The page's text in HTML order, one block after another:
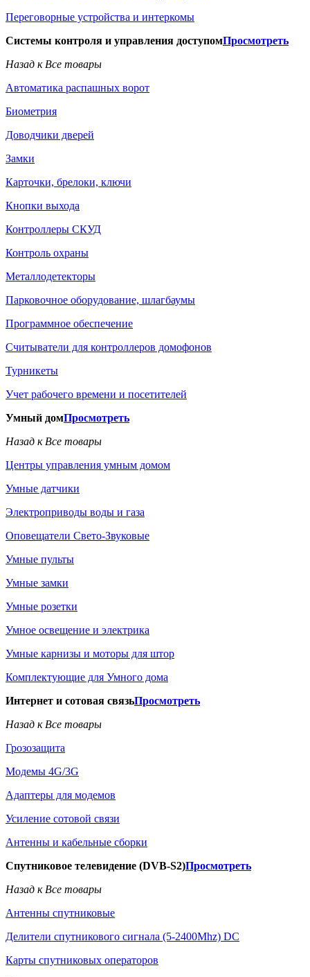
Переговорные устройства и интеркомы
Системы контроля и управления доступомПросмотреть
Назад к Все товары
Автоматика распашных ворот
Биометрия
Доводчики дверей
Замки
Карточки, брелоки, ключи
Кнопки выхода
Контроллеры СКУД
Контроль охраны
Металлодетекторы
Парковочное оборудование, шлагбаумы
Программное обеспечение
Считыватели для контроллеров домофонов
Турникеты
Учет рабочего времени и посетителей
Умный домПросмотреть
Назад к Все товары
Центры управления умным домом
Умные датчики
Электроприводы воды и газа
Оповещатели Свето-Звуковые
Умные пульты
Умные замки
Умные розетки
Умное освещение и электрика
Умные карнизы и моторы для штор
Комплектующие для Умного дома
Интернет и сотовая связьПросмотреть
Назад к Все товары
Грозозащита
Модемы 4G/3G
Адаптеры для модемов
Усиление сотовой связи
Антенны и кабельные сборки
Спутниковое телевидение (DVB-S2)Просмотреть
Назад к Все товары
Антенны спутниковые
Делители спутникового сигнала (5-2400Mhz) DC
Карты спутниковых операторов